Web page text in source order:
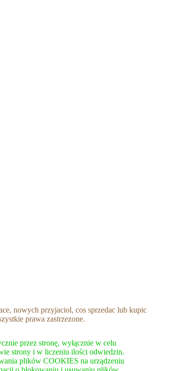
nowych przyjaciol, cos sprzedac lub kupic
prawa zastrzezone.
przez stronę, wyłącznie w celu
strony i w liczeniu ilości odwiedzin.
plików COOKIES na urządzeniu